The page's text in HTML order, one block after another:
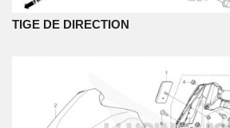
TIGE DE DIRECTION